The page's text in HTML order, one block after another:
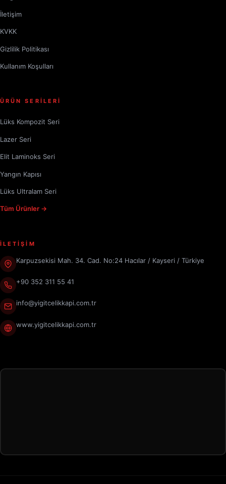
İletişim
KVKK
Gizlilik Politikası
Kullanım Koşulları
ÜRÜN SERİLERİ
Lüks Kompozit Seri
Lazer Seri
Elit Laminoks Seri
Yangın Kapısı
Lüks Ultralam Seri
Tüm Ürünler →
İLETİŞİM
Karpuzsekisi Mah. 34. Cad. No:24 Hacılar / Kayseri / Türkiye
+90 352 311 55 41
info@yigitcelikkapi.com.tr
www.yigitcelikkapi.com.tr